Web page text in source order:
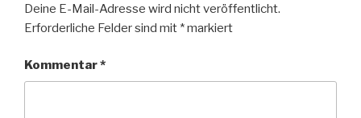
Deine E-Mail-Adresse wird nicht veröffentlicht.
Erforderliche Felder sind mit *markiert
Kommentar*